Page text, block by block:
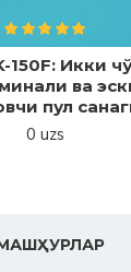
150F: Икки
ва
пул
0 uzs